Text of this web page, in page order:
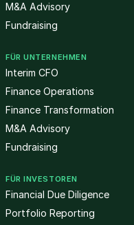
M&A Advisory
Fundraising
FÜR UNTERNEHMEN
Interim CFO
Finance Operations
Finance Transformation
M&A Advisory
Fundraising
FÜR INVESTOREN
Financial Due Diligence
Portfolio Reporting